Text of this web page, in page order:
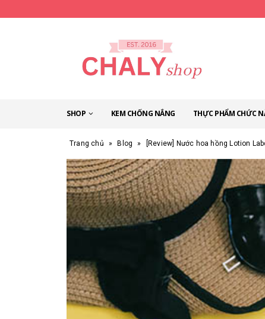
SHOP KEM CHỐNG NẮNG THỰC PHẨM CHỨC
Trang chủ » Blog » [Review] Nước hoa hồng Lotion